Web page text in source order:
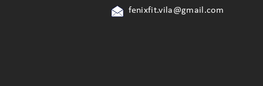
fenixfit.vila@gmail.com